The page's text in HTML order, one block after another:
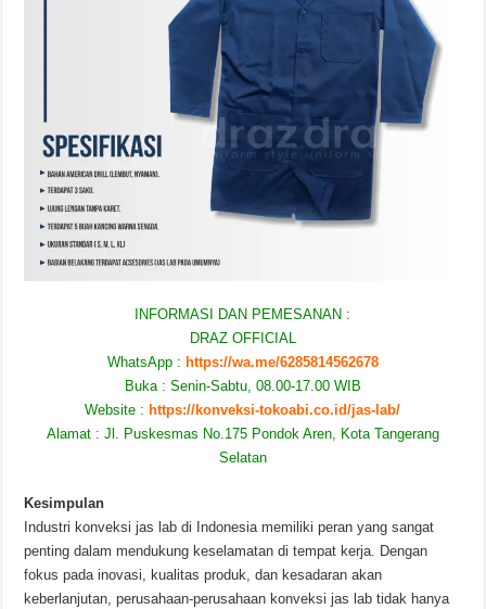
INFORMASI DAN PEMESANAN :
DRAZ OFFICIAL
WhatsApp : https://wa.me/6285814562678
Buka : Senin-Sabtu, 08.00-17.00 WIB
Website : https://konveksi-tokoabi.co.id/jas-lab/
Alamat : Jl. Puskesmas No.175 Pondok Aren, Kota Tangerang
Selatan
Kesimpulan
Industri konveksi jas lab di Indonesia memiliki peran yang sangat
penting dalam mendukung keselamatan di tempat kerja. Dengan
fokus pada inovasi, kualitas produk, dan kesadaran akan
keberlanjutan, perusahaan-perusahaan konveksi jas lab tidak hanya